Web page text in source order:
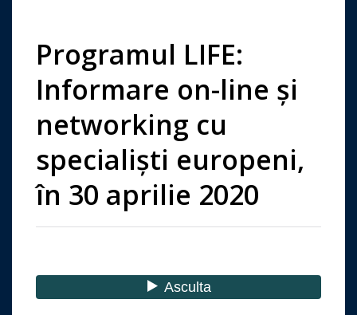
Programul LIFE:
Informare on-line și
networking cu
specialiști europeni,
în 30 aprilie 2020